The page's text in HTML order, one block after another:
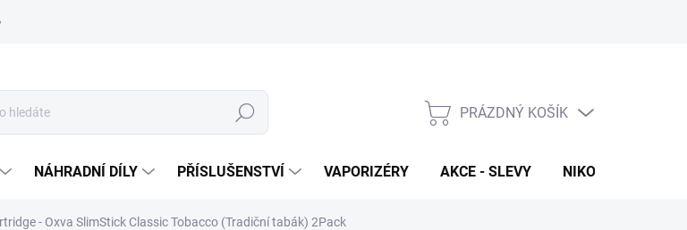
Hledat
NÁKUPNÍ
PRÁZDNÝ KOŠÍK
NÁHRADNÍ DÍLY PŘÍSLUŠENSTVÍ VAPORIZÉRY AKCE - SLEVY NIKOTINOVÉ
- Oxva SlimStick Classic Tobacco (Tradiční tabák) 2Pack